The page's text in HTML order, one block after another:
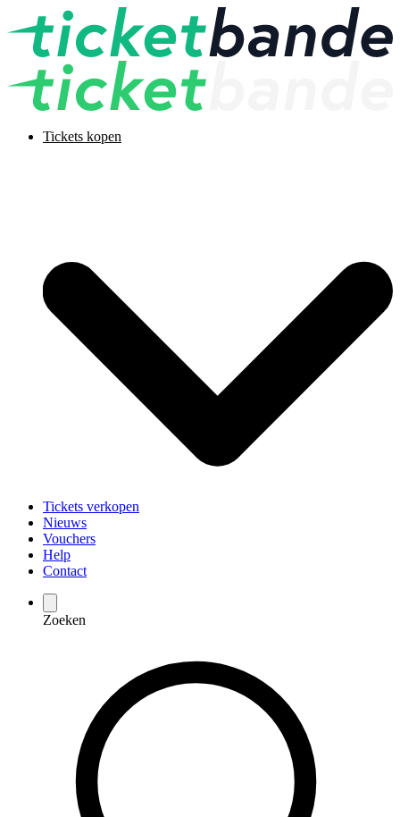
Tickets kopen
Tickets verkopen
Nieuws
Vouchers
Help
Contact
Zoeken